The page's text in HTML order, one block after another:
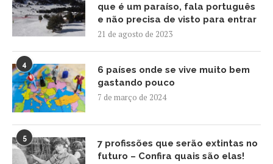
que é um paraíso, fala português
e não precisa de visto para entrar
21 de agosto de 2023
4
6 países onde se vive muito bem
gastando pouco
7 de março de 2024
5
7 profissões que serão extintas no
futuro – Confira quais são elas!